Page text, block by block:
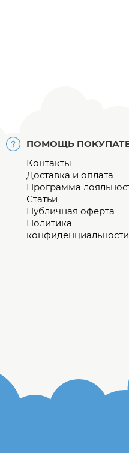
ПОМОЩЬ
Контакты
Доставка и оплата
Программа
Статьи
Публичная оферта
Политика
конфиденциальности